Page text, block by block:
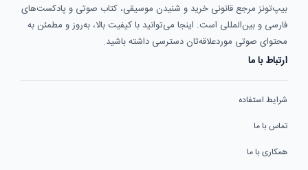
بیپ‌تونز مرجع قانونی خرید و شنیدن موسیقی، کتاب صوتی و پادکست‌های
فارسی و بین‌المللی است. اینجا می‌توانید با کیفیت بالا، به‌روز و مطمئن به
محتوای صوتی موردعلاقه‌تان دسترسی داشته باشید.
ارتباط با ما
شرایط استفاده
تماس با ما
همکاری با ما